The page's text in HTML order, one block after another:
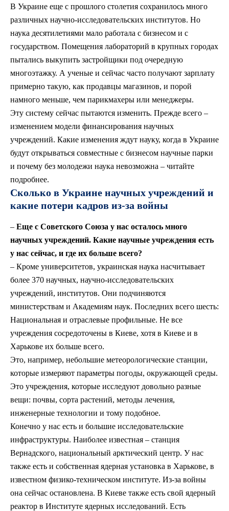
В Украине еще с прошлого столетия сохранилось много
различных научно-исследовательских институтов. Но
наука десятилетиями мало работала с бизнесом и с
государством. Помещения лабораторий в крупных городах
пытались выкупить застройщики под очередную
многоэтажку. А ученые и сейчас часто получают зарплату
примерно такую, как продавцы магазинов, и порой
намного меньше, чем парикмахеры или менеджеры.
Эту систему сейчас пытаются изменить. Прежде всего –
изменением модели финансирования научных
учреждений. Какие изменения ждут науку, когда в Украине
будут открываться совместные с бизнесом научные парки
и почему без молодежи наука невозможна – читайте
подробнее.
Сколько в Украине научных учреждений и
какие потери кадров из-за войны
– Еще с Советского Союза у нас осталось много
научных учреждений. Какие научные учреждения есть
у нас сейчас, и где их больше всего?
– Кроме университетов, украинская наука насчитывает
более 370 научных, научно-исследовательских
учреждений, институтов. Они подчиняются
министерствам и Академиям наук. Последних всего шесть:
Национальная и отраслевые профильные. Не все
учреждения сосредоточены в Киеве, хотя в Киеве и в
Харькове их больше всего.
Это, например, небольшие метеорологические станции,
которые измеряют параметры погоды, окружающей среды.
Это учреждения, которые исследуют довольно разные
вещи: почвы, сорта растений, методы лечения,
инженерные технологии и тому подобное.
Конечно у нас есть и большие исследовательские
инфраструктуры. Наиболее известная – станция
Вернадского, национальный арктический центр. У нас
также есть и собственная ядерная установка в Харькове, в
известном физико-техническом институте. Из-за войны
она сейчас остановлена. В Киеве также есть свой ядерный
реактор в Институте ядерных исследований. Есть